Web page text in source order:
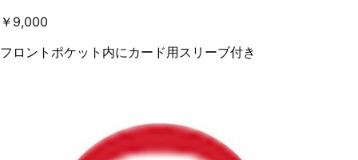
￥9,000
フロントポケット内にカード用スリーブ付き